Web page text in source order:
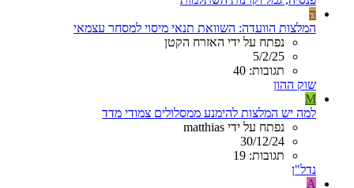
ה
המלצות הוועדה: השוואת תנאי מיסוי למסחר עצמאי
נפתח על ידי האזרח הקטן
5/2/25
תגובות: 40
שוק ההון
M
למה יש המלצות להימנע ממסלולים צמודי מדד
נפתח על ידי matthias
30/12/24
תגובות: 19
נדל"ן
A